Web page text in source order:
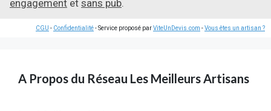
engagement et sans pub.
CGU - Confidentialité- Service proposé parViteUnDevis.com -Vous êtes un artisan ?
A Propos du Réseau Les Meilleurs Artisans